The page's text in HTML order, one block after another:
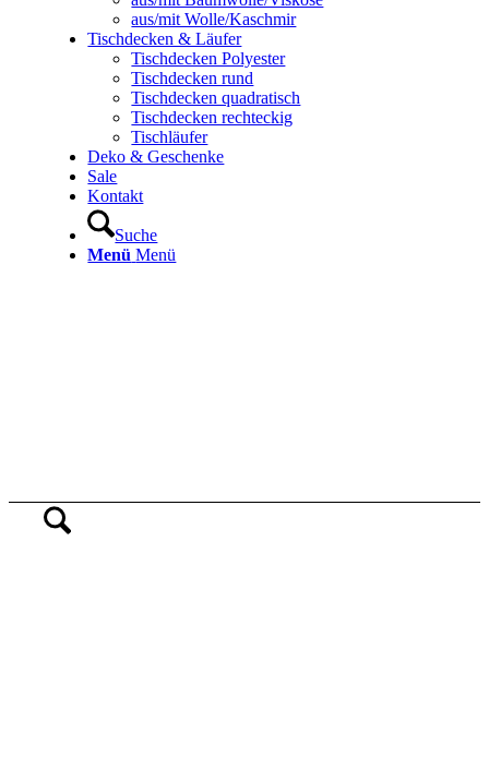
aus/mit Wolle/Kaschmir
Tischdecken & Läufer
Tischdecken Polyester
Tischdecken rund
Tischdecken quadratisch
Tischdecken rechteckig
Tischläufer
Deko & Geschenke
Sale
Kontakt
Suche
Menü Menü